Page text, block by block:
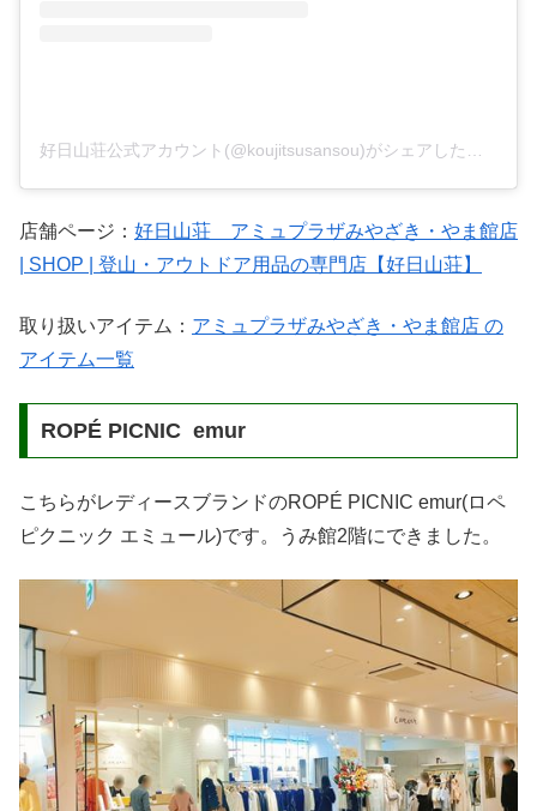
店舗ページ： 好日山荘 アミュプラザみやざき・やま館店
| SHOP | 登山・アウトドア用品の専門店【好日山荘】
取り扱いアイテム： アミュプラザみやざき・やま館店 の
アイテム一覧
ROPÉ PICNIC emur
こちらがレディースブランドのROPÉ PICNIC emur(ロペ
ピクニック エミュール)です。うみ館2階にできました。